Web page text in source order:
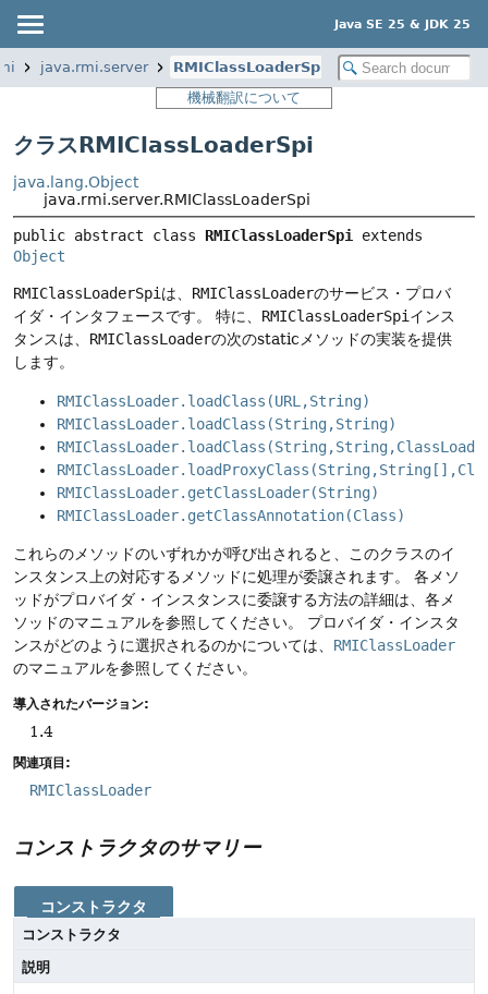
Java SE 25 & JDK 25
java.rmi.server
RMIClassLoaderSpi
機械翻訳について
クラスRMIClassLoaderSpi
java.lang.Object
java.rmi.server.RMIClassLoaderSpi
public abstract class RMIClassLoaderSpi
Object
RMIClassLoaderSpi は、 RMIClassLoaderのサービス・プロバ
イダ・インタフェースです。
特に、 RMIClassLoaderSpi インス
タンスは、 RMIClassLoaderの次のstaticメソッドの実装を提供
します。
RMIClassLoader.loadClass(URL,String)
RMIClassLoader.loadClass(String,String)
RMIClassLoader.getClassLoader(String)
RMIClassLoader.getClassAnnotation(Class)
これらのメソッドのいずれかが呼び出されると、このクラスのイ
ンスタンス上の対応するメソッドに処理が委譲されます。
各メソ
ッドがプロバイダ・インスタンスに委譲する方法の詳細は、各メ
ソッドのマニュアルを参照してください。
プロバイダ・インスタ
ンスがどのように選択されるのかについては、 RMIClassLoader
のマニュアルを参照してください。
導入されたバージョン:
1.4
関連項目:
RMIClassLoader
コンストラクタのサマリー
コンストラクタ
コンストラクタ
説明